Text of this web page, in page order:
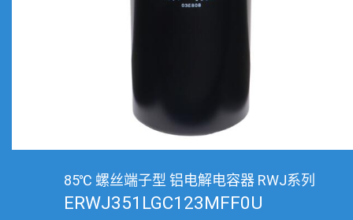
85℃ 螺丝端子型 铝电解电容器 RWJ系列
ERWJ351LGC123MFF0U